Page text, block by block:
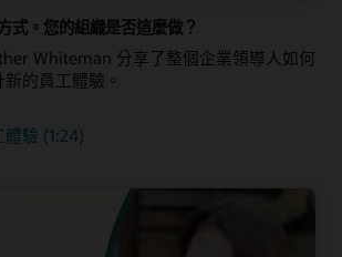
式。您的組織是否這麼做？
Whiteman 分享了整個企業領導人如何
的員工體驗。
驗 (1:24)